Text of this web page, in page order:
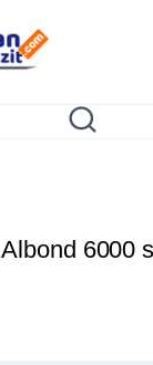
Albond 6000